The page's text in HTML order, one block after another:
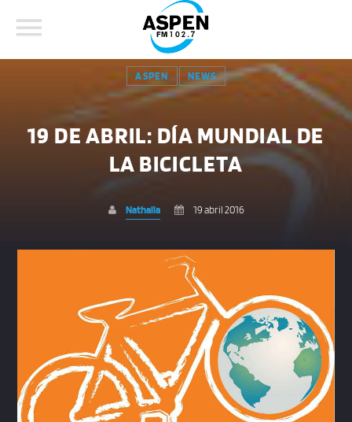
BUSCAR EN EL SITIO:
COMPARTE ESTA PÁGINA EN:
Facebook
Whatsapp
ASPEN NEWS
19 DE ABRIL: DÍA MUNDIAL DE
LA BICICLETA
Nathalia 19 abril 2016